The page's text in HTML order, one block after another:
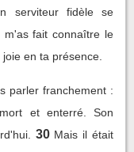
serviteur fidèle se
m'as fait connaître le
en ta présence.
parler franchement :
et enterré. Son
30 Mais il était